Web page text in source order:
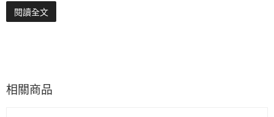
閱讀全文
相關商品